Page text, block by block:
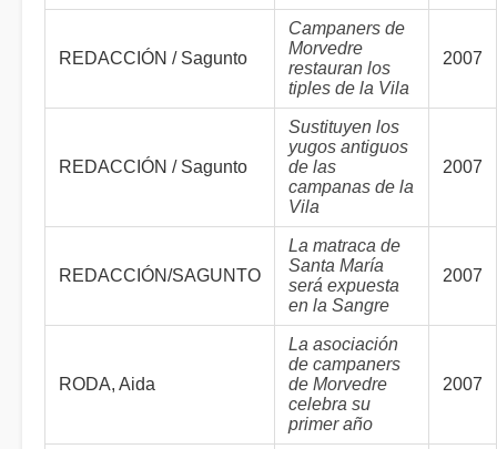
REDACCIÓN / Sagunto
Campaners de
Morvedre
restauran los
tiples de la Vila
2007
REDACCIÓN / Sagunto
Sustituyen los
yugos antiguos
de las
campanas de la
Vila
2007
REDACCIÓN/SAGUNTO
La matraca de
Santa María
será expuesta
en la Sangre
2007
RODA, Aida
La asociación
de campaners
de Morvedre
celebra su
primer año
2007